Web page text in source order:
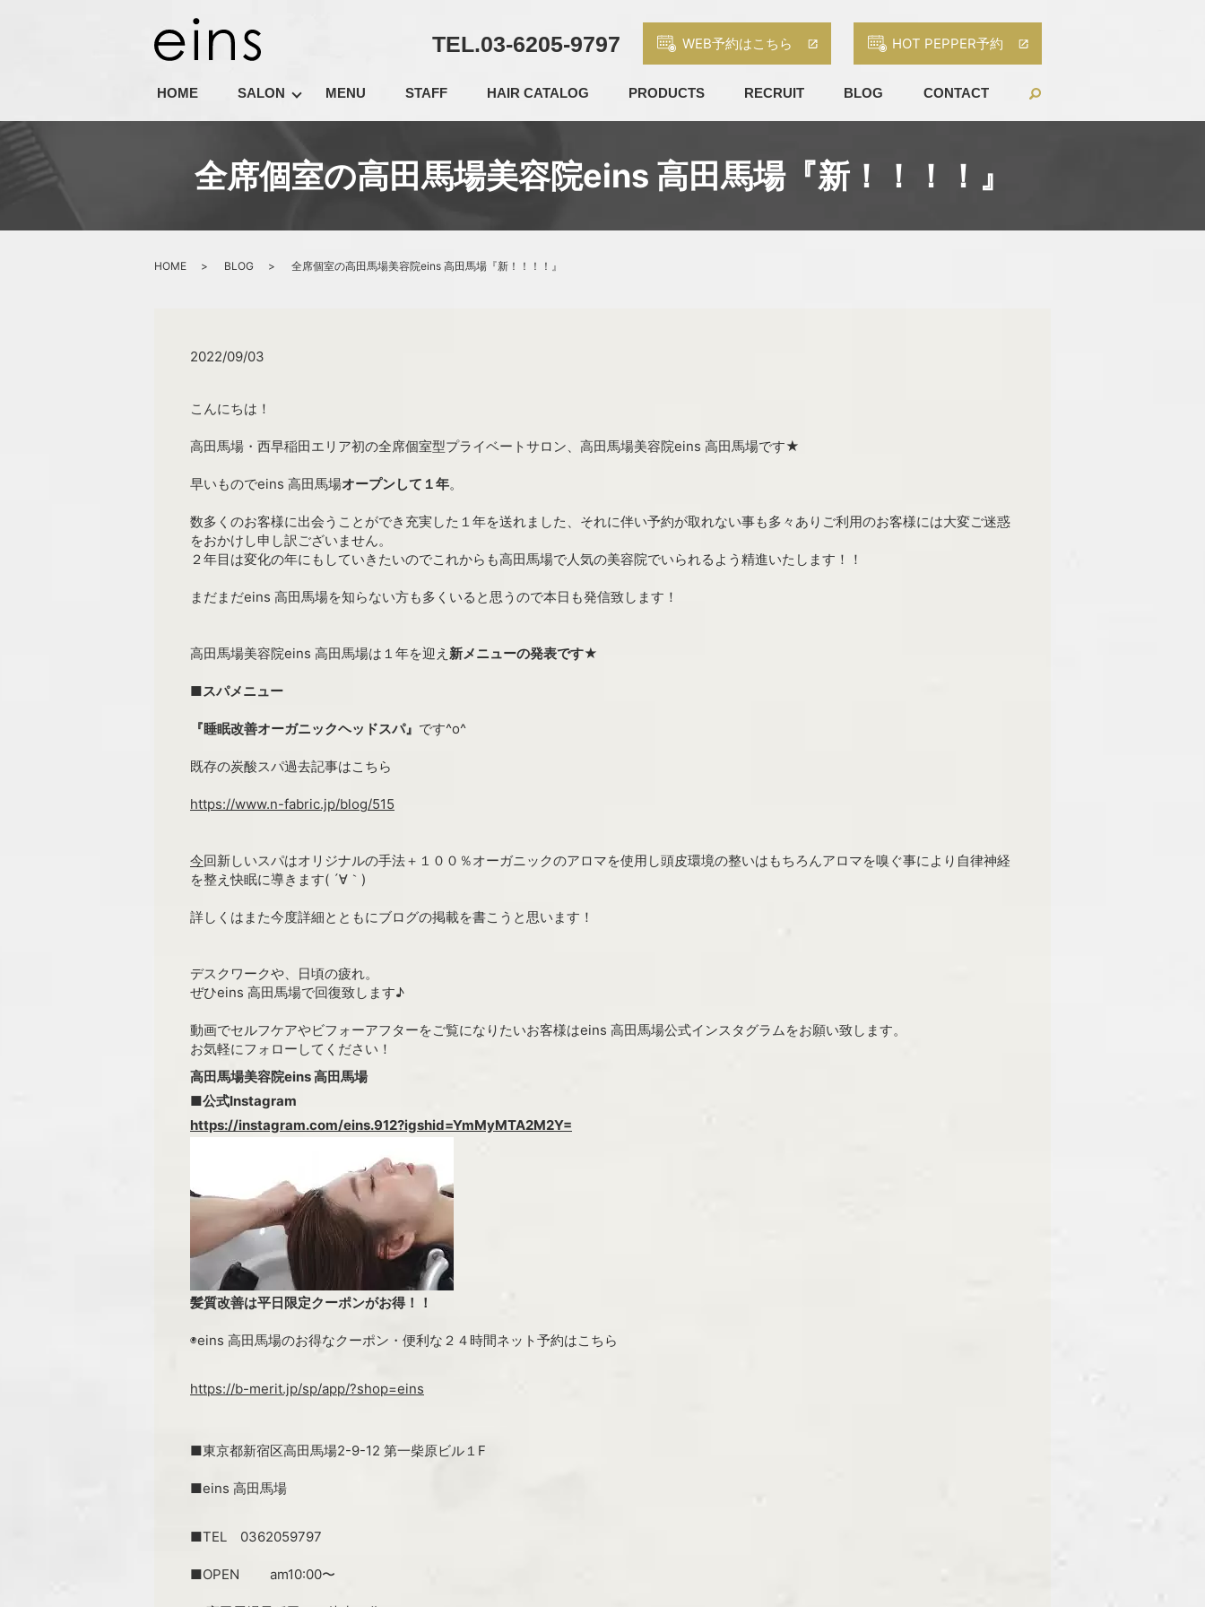
TEL.03-6205-9797 WEB予約はこちら HOT PEPPER予約
HOME SALON MENU STAFF HAIR CATALOG PRODUCTS RECRUIT BLOG CONTACT
全席個室の高田馬場美容院eins 高田馬場『新！！！！』
HOME BLOG 全席個室の高田馬場美容院eins 高田馬場『新！！！！』
2022/09/03
こんにちは！
高田馬場・西早稲田エリア初の全席個室型プライベートサロン、高田馬場美容院eins 高田馬場です★
早いものでeins 高田馬場オープンして１年。
数多くのお客様に出会うことができ充実した１年を送れました、それに伴い予約が取れない事も多々ありご利用のお客様には大変ご迷惑
をおかけし申し訳ございません。
２年目は変化の年にもしていきたいのでこれからも高田馬場で人気の美容院でいられるよう精進いたします！！
まだまだeins 高田馬場を知らない方も多くいると思うので本日も発信致します！
高田馬場美容院eins 高田馬場は１年を迎え 新メニューの発表です★
■スパメニュー
『睡眠改善オーガニックヘッドスパ』 です^o^
既存の炭酸スパ過去記事はこちら
https://www.n-fabric.jp/blog/515
今回新しいスパはオリジナルの手法＋１００％オーガニックのアロマを使用し頭皮環境の整いはもちろんアロマを嗅ぐ事により自律神経
を整え快眠に導きます( ´∀｀)
詳しくはまた今度詳細とともにブログの掲載を書こうと思います！
デスクワークや、日頃の疲れ。
ぜひeins 高田馬場で回復致します♪
動画でセルフケアやビフォーアフターをご覧になりたいお客様はeins 高田馬場公式インスタグラムをお願い致します。
お気軽にフォローしてください！
高田馬場美容院eins 高田馬場
■公式Instagram
https://instagram.com/eins.912?igshid=YmMyMTA2M2Y=
髪質改善は平日限定クーポンがお得！！
◉eins 高田馬場のお得なクーポン・便利な２４時間ネット予約はこちら
https://b-merit.jp/sp/app/?shop=eins
■東京都新宿区高田馬場2-9-12 第一柴原ビル１F
■eins 高田馬場
■TEL 0362059797
■OPEN am10:00〜